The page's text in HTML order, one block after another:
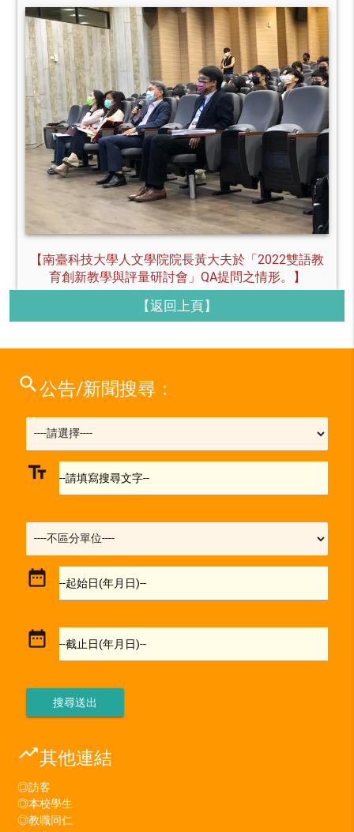
【南臺科技大學人文學院院長黃大夫於「2022雙語教
育創新教學與評量研討會」QA提問之情形。】
【返回上頁】
search公告/新聞搜尋：
text_fields --請填寫搜尋文字--
date_range --起始日(年月日)--
date_range --截止日(年月日)--
trending_up其他連結
◎訪客
◎本校學生
◎教職同仁